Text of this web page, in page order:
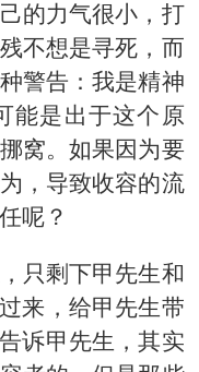
的力气很小，打
不想是寻死，而
警告：我是精神
能是出于这个原
窝。如果因为要
，导致收容的流
呢？
只剩下甲先生和
来，给甲先生带
诉甲先生，其实